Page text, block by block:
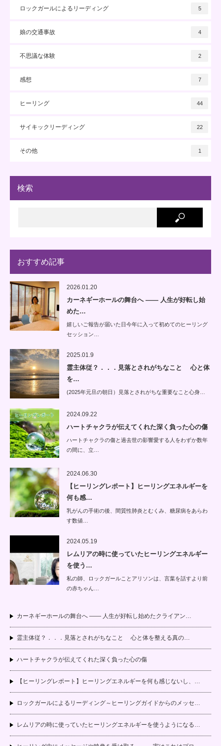
ロックガールによるリーディング 5
娘の交通事故 4
不思議な体験 2
感想 7
ヒーリング 44
サイキックリーディング 22
その他 1
検索
おすすめ記事
2026.01.20
カーネギーホールの舞台へ —— 人生が好転し始
めた…
嬉しいご報告が届いた日今年に入って初めてのヒーリング
セッション…
2025.01.9
霊主体従？．．．見落とされがちなこと 心と体
を…
(2025年元旦の朝日）見落とされがちな重要なこと心身…
2024.09.22
ハートチャクラが伝えてくれた深く負った心の傷
ハートチャクラの傷と過去世の影響愛する人をわずか数年
の間に、立…
2024.06.30
【ヒーリングレポート】ヒーリングエネルギーを
何も感…
乳がんの手術の後、間質性肺炎とむくみ、糖尿病をあらわ
す数値…
2024.05.19
レムリアの時に使っていたヒーリングエネルギー
を使う…
私の師、ロックガールことアリソンは、言葉を話すより前
の赤ちゃん…
カーネギーホールの舞台へ —— 人生が好転し始めたクライアン…
霊主体従？．．．見落とされがちなこと 心と体を整える真の…
ハートチャクラが伝えてくれた深く負った心の傷
【ヒーリングレポート】ヒーリングエネルギーを何も感じないし、…
ロックガールによるリーディング～ヒーリングガイドからのメッセ…
レムリアの時に使っていたヒーリングエネルギーを使うようになる…